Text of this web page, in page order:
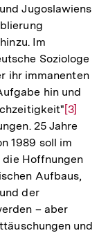
Jugoslawiens
Im
Soziologe
ihr immanenten
hin und
Zur
der
Fußnote
[3]
25 Jahre
1989 soll im
Hoffnungen
Aufbaus,
der
– aber
und